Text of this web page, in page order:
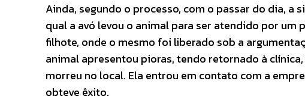
Ainda, segundo o processo, com o passar do dia, a
qual a avó levou o animal para ser atendido por um
filhote, onde o mesmo foi liberado sob a
animal apresentou pioras, tendo retornado à
morreu no local. Ela entrou em contato com a
obteve êxito.